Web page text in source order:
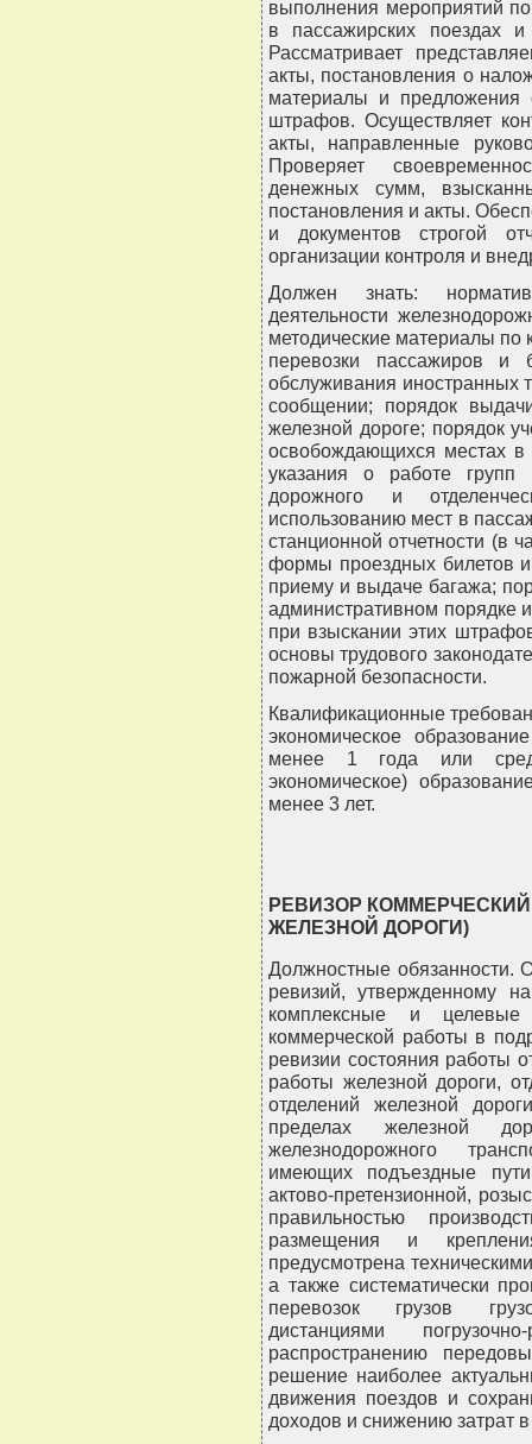
выполнения мероприятий
в пассажирских поездах
Рассматривает
акты, постановления о
материалы и предложения
штрафов. Осуществляет
акты, направленные
Проверяет
денежных сумм,
постановления и акты.
и документов строгой
организации контроля и
Должен знать:
деятельности
методические материалы по
перевозки пассажиров и
обслуживания иностранных
сообщении; порядок
железной дороге; порядок
освобождающихся местах в
указания о работе групп
дорожного и
использованию мест в
станционной отчетности (в
формы проездных билетов
приему и выдаче багажа;
административном порядке
при взыскании этих
основы трудового
пожарной безопасности.
Квалификационные
экономическое
менее 1 года или
экономическое)
менее 3 лет.
РЕВИЗОР
ЖЕЛЕЗНОЙ ДОРОГИ)
Должностные обязанности.
ревизий, утвержденному
комплексные и целевые
коммерческой работы в
ревизии состояния работы
работы железной дороги,
отделений железной
пределах железной
железнодорожного
имеющих подъездные
актово-претензионной,
правильностью
размещения и
предусмотрена
а также систематически
перевозок грузов
дистанциями
распространению
решение наиболее
движения поездов и
доходов и снижению затрат